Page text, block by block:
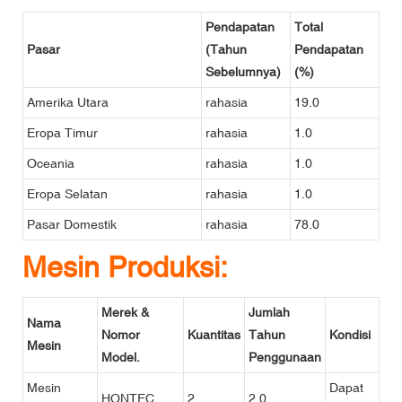
Pasar
Pendapatan
(Tahun
Sebelumnya)
Total
Pendapatan
(%)
Amerika Utara rahasia 19.0
Eropa Timur rahasia 1.0
Oceania rahasia 1.0
Eropa Selatan rahasia 1.0
Pasar Domestik rahasia 78.0
Mesin Produksi:
Nama
Mesin
Merek &
Nomor
Model.
Kuantitas
Jumlah
Tahun
Penggunaan
Kondisi
Mesin
HONTEC 2 2.0
Dapat